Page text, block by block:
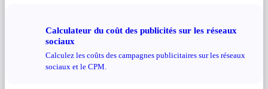
Calculateur du coût des publicités sur les réseaux
sociaux
Calculez les coûts des campagnes publicitaires sur les réseaux
sociaux et le CPM.